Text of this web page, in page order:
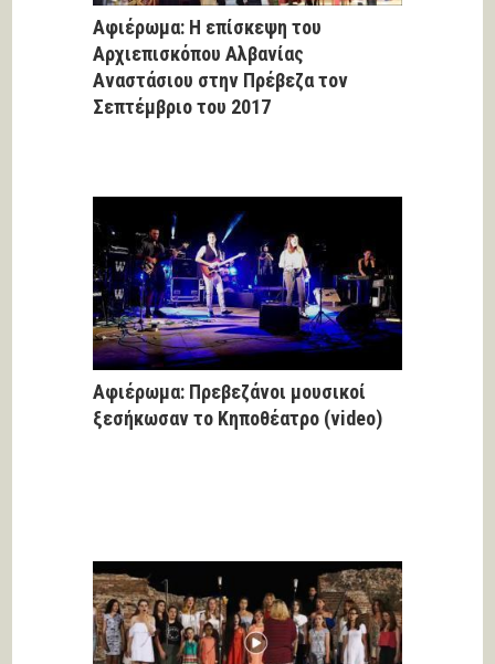
Αφιέρωμα: Η επίσκεψη του
Αρχιεπισκόπου Αλβανίας
Αναστάσιου στην Πρέβεζα τον
Σεπτέμβριο του 2017
Αφιέρωμα: Πρεβεζάνοι μουσικοί
ξεσήκωσαν το Κηποθέατρο (video)